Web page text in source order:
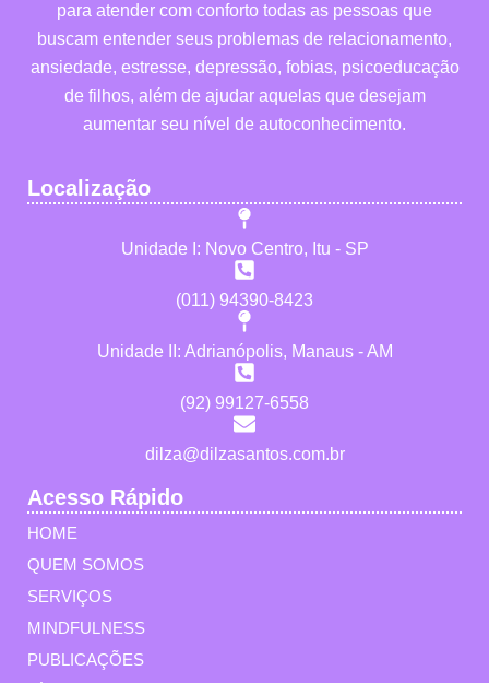
para atender com conforto todas as pessoas que
buscam entender seus problemas de relacionamento,
ansiedade, estresse, depressão, fobias, psicoeducação
de filhos, além de ajudar aquelas que desejam
aumentar seu nível de autoconhecimento.
Localização
Unidade I: Novo Centro, Itu - SP
(011) 94390-8423
Unidade II: Adrianópolis, Manaus - AM
(92) 99127-6558
dilza@dilzasantos.com.br
Acesso Rápido
HOME
QUEM SOMOS
SERVIÇOS
MINDFULNESS
PUBLICAÇÕES